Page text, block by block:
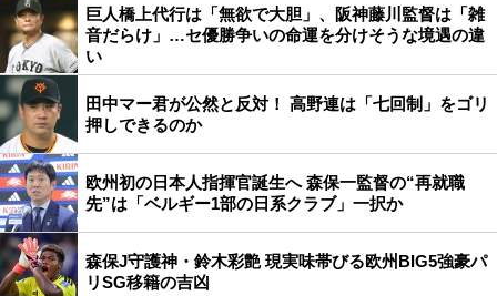
巨人橋上代行は「無欲で大胆」、阪神藤川監督は「雑
音だらけ」…セ優勝争いの命運を分けそうな境遇の違
い
田中マー君が公然と反対！ 高野連は「七回制」をゴリ
押しできるのか
欧州初の日本人指揮官誕生へ 森保一監督の“再就職
先”は「ベルギー1部の日系クラブ」一択か
森保J守護神・鈴木彩艶 現実味帯びる欧州BIG5強豪パ
リSG移籍の吉凶